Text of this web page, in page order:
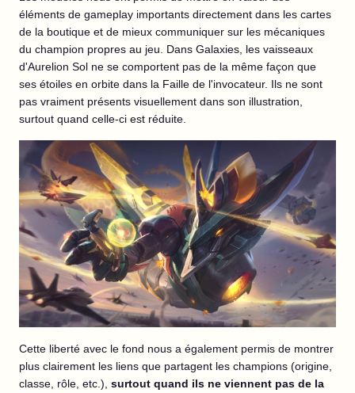
éléments de gameplay importants directement dans les cartes
de la boutique et de mieux communiquer sur les mécaniques
du champion propres au jeu. Dans Galaxies, les vaisseaux
d'Aurelion Sol ne se comportent pas de la même façon que
ses étoiles en orbite dans la Faille de l'invocateur. Ils ne sont
pas vraiment présents visuellement dans son illustration,
surtout quand celle-ci est réduite.
Cette liberté avec le fond nous a également permis de montrer
plus clairement les liens que partagent les champions (origine,
classe, rôle, etc.), surtout quand ils ne viennent pas de la